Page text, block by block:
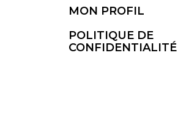
MON PROFIL
POLITIQUE DE
CONFIDENTIALITÉ